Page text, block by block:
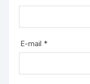
E-mail *